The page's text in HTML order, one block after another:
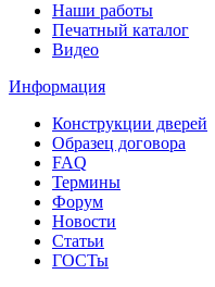
Наши работы
Печатный каталог
Видео
Информация
Конструкции дверей
Образец договора
FAQ
Термины
Форум
Новости
Статьи
ГОСТы